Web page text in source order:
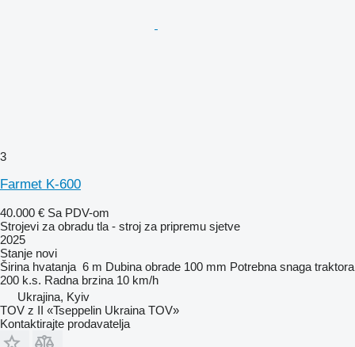
3
Farmet K-600
40.000 € Sa PDV-om
Strojevi za obradu tla - stroj za pripremu sjetve
2025
Stanje novi
Širina hvatanja 6 m Dubina obrade 100 mm Potrebna snaga traktora
200 k.s. Radna brzina 10 km/h
Ukrajina, Kyiv
TOV z II «Tseppelin Ukraina TOV»
Kontaktirajte prodavatelja